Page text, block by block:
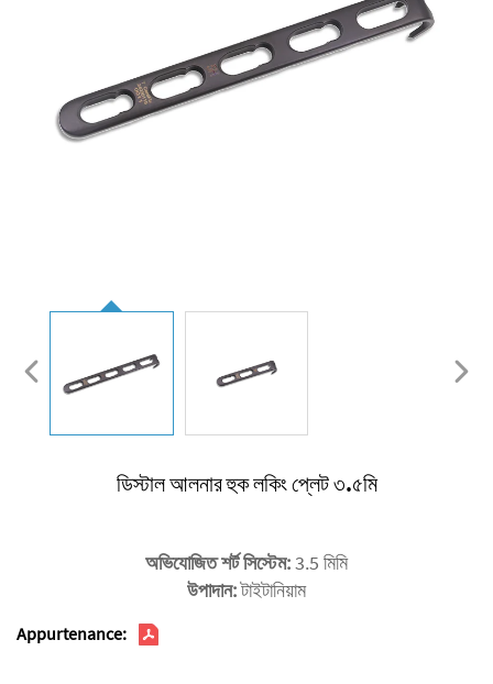
ডিস্টাল আলনার হুক লকিং প্লেট ৩.৫মি
অভিযোজিত শর্ট সিস্টেম:3.5 মিমি
উপাদান:টাইটানিয়াম
Appurtenance: